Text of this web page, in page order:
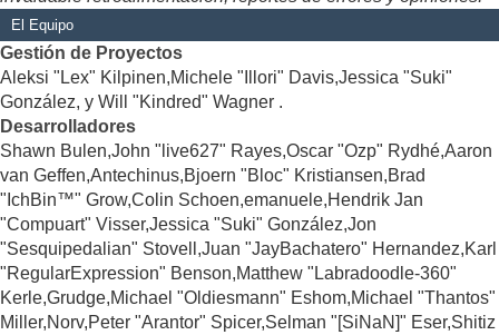
El Equipo
Gestión de Proyectos
Aleksi "Lex" Kilpinen,Michele "Illori" Davis,Jessica "Suki"
González, y Will "Kindred" Wagner .
Desarrolladores
Shawn Bulen,John "live627" Rayes,Oscar "Ozp" Rydhé,Aaron
van Geffen,Antechinus,Bjoern "Bloc" Kristiansen,Brad
"IchBin™" Grow,Colin Schoen,emanuele,Hendrik Jan
"Compuart" Visser,Jessica "Suki" González,Jon
"Sesquipedalian" Stovell,Juan "JayBachatero" Hernandez,Karl
"RegularExpression" Benson,Matthew "Labradoodle-360"
Kerle,Grudge,Michael "Oldiesmann" Eshom,Michael "Thantos"
Miller,Norv,Peter "Arantor" Spicer,Selman "[SiNaN]" Eser,Shitiz